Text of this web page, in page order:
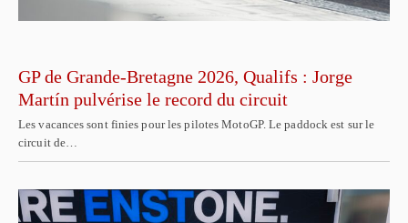
GP de Grande-Bretagne 2026, Qualifs : Jorge
Martín pulvérise le record du circuit
Les vacances sont finies pour les pilotes MotoGP. Le paddock est sur le
circuit de…